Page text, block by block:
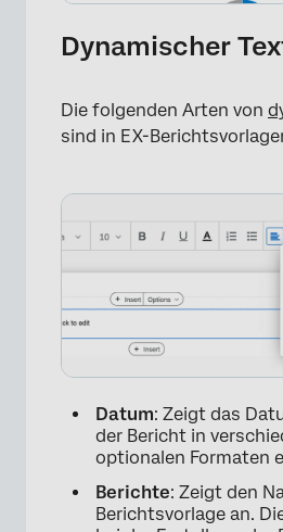
Dynamischer
Die folgenden Arten von
sind in EX-
Datum: Zeigt das
der Bericht in
optionalen Formaten
Berichte: Zeigt den
Berichtsvorlage an.